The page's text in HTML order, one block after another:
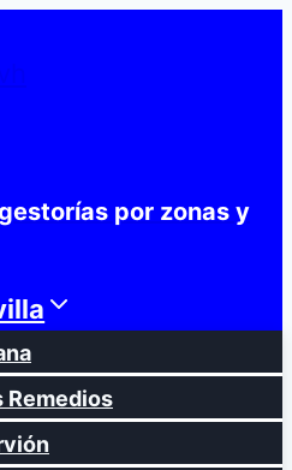
por zonas y
Remedios